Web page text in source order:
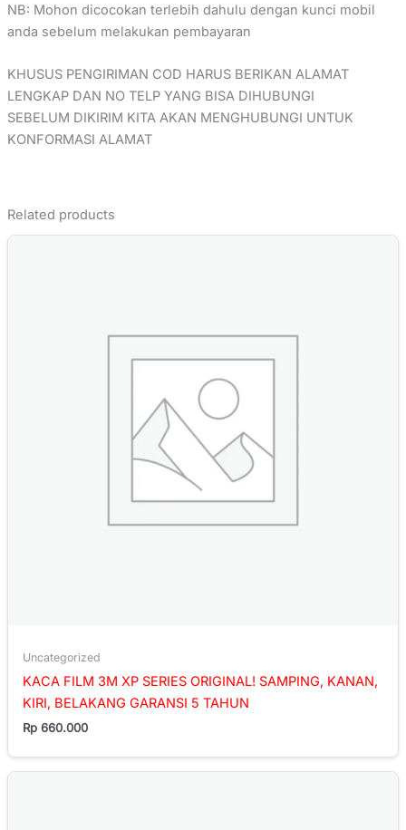
NB: Mohon dicocokan terlebih dahulu dengan kunci mobil
anda sebelum melakukan pembayaran
KHUSUS PENGIRIMAN COD HARUS BERIKAN ALAMAT
LENGKAP DAN NO TELP YANG BISA DIHUBUNGI
SEBELUM DIKIRIM KITA AKAN MENGHUBUNGI UNTUK
KONFORMASI ALAMAT
Related products
Uncategorized
KACA FILM 3M XP SERIES ORIGINAL! SAMPING, KANAN,
KIRI, BELAKANG GARANSI 5 TAHUN
Rp 660.000